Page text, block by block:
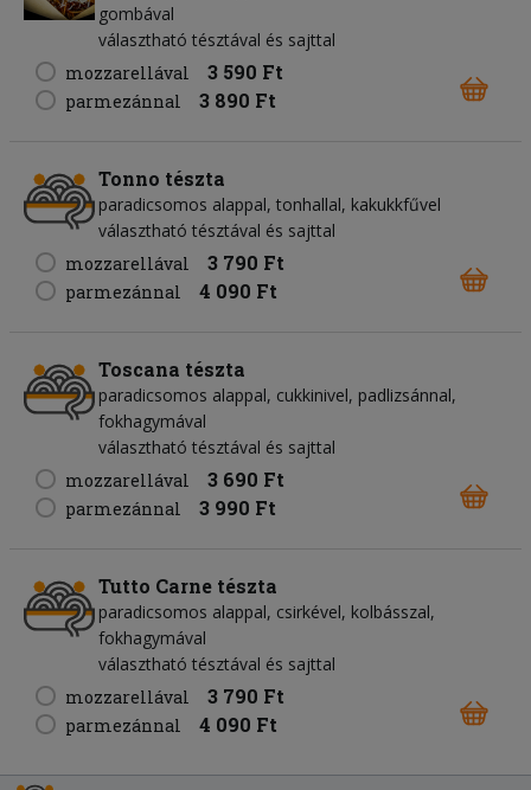
gombával
választható tésztával és sajttal
mozzarellával
3 590 Ft
parmezánnal 3 890 Ft
Tonno tészta
paradicsomos alappal, tonhallal, kakukkfűvel
választható tésztával és sajttal
mozzarellával
3 790 Ft
parmezánnal 4 090 Ft
Toscana tészta
paradicsomos alappal, cukkinivel, padlizsánnal,
fokhagymával
választható tésztával és sajttal
mozzarellával
3 690 Ft
parmezánnal 3 990 Ft
Tutto Carne tészta
paradicsomos alappal, csirkével, kolbásszal,
fokhagymával
választható tésztával és sajttal
mozzarellával
3 790 Ft
parmezánnal 4 090 Ft